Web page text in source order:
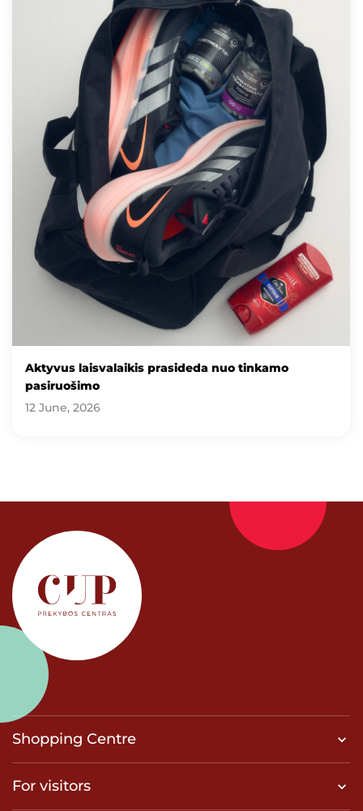
Aktyvus laisvalaikis prasideda nuo tinkamo
pasiruošimo
12 June, 2026
Shopping Centre
For visitors